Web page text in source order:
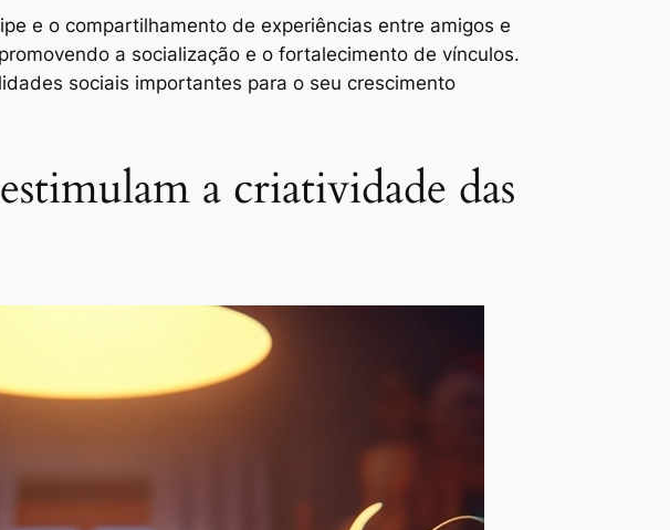
e o compartilhamento de experiências entre amigos e
a socialização e o fortalecimento de vínculos.
sociais importantes para o seu crescimento
a criatividade das